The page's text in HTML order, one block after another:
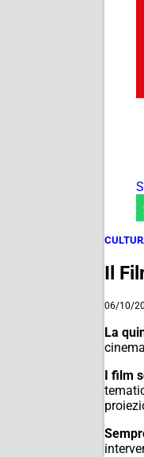
Il
06/10/
La
I film